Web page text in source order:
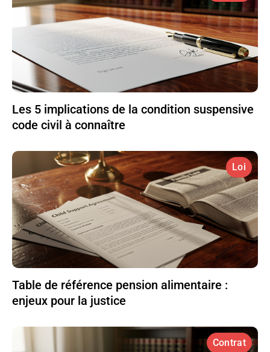
Les 5 implications de la condition suspensive
code civil à connaître
Loi
Table de référence pension alimentaire :
enjeux pour la justice
Contrat